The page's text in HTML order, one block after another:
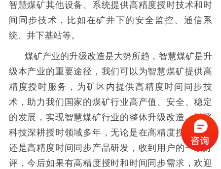
智慧煤矿其他设备、系统提供高精度授时技术和时
间同步技术，比如在矿井下的安全监控、通信系
统、井下基站等。
煤矿产业的升级改造是大势所趋，智慧煤矿是升
级本产业的重要途径，我们可以为智慧煤矿提供高
精度授时服务，为矿区内提供高精度时间同步技
术，助力我们国家的煤矿行业高产值、安全、稳定
的发展，实现智慧煤矿行业的整体升级改造。酷鲨
科技深耕授时领域多年，无论是在高精度授时方案
还是高精度时间同步产品研发，收到用户的一致好
评，今后如果有高精度授时和时间同步需求，欢迎